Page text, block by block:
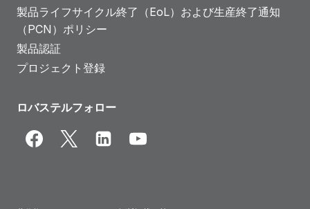
製品ライフサイクル終了（EoL）および生産終了通知
（PCN）ポリシー
製品認証
プロジェクト登録
ロバステルフォロー